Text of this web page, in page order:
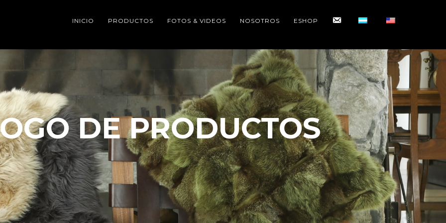
INICIO PRODUCTOS FOTOS & VIDEOS NOSOTROS ESHOP CONTACTO
DE PRODUCTOS